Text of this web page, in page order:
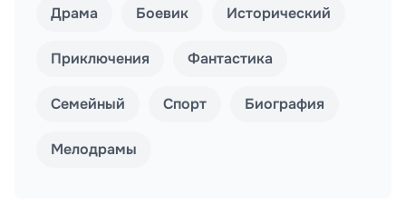
Драма Боевик Исторический
Приключения Фантастика
Семейный Спорт Биография
Мелодрамы